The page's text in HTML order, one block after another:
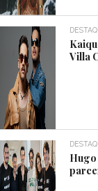
Villa
Hugo